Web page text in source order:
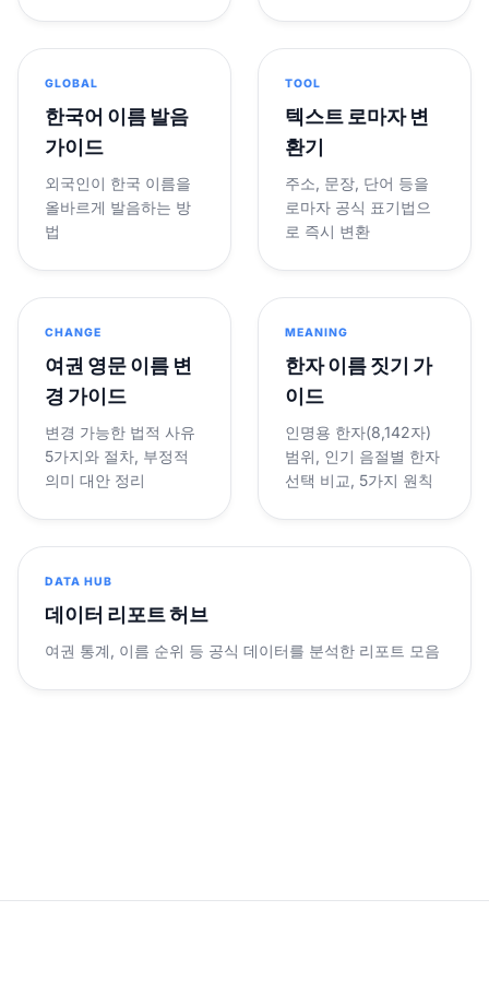
GLOBAL
한국어 이름 발음
가이드
외국인이 한국 이름을
올바르게 발음하는 방
법
TOOL
텍스트 로마자 변
환기
주소, 문장, 단어 등을
로마자 공식 표기법으
로 즉시 변환
CHANGE
여권 영문 이름 변
경 가이드
변경 가능한 법적 사유
5가지와 절차, 부정적
의미 대안 정리
MEANING
한자 이름 짓기 가
이드
인명용 한자(8,142자)
범위, 인기 음절별 한자
선택 비교, 5가지 원칙
DATA HUB
데이터 리포트 허브
여권 통계, 이름 순위 등 공식 데이터를 분석한 리포트 모음